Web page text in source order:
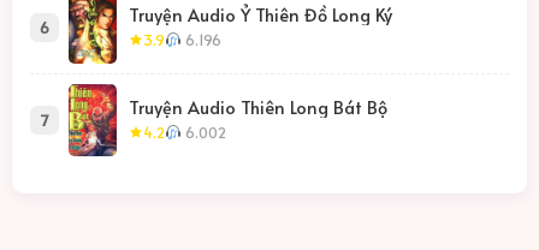
6
Truyện Audio Ỷ Thiên Đồ Long Ký
3.9 6.196
7
Truyện Audio Thiên Long Bát Bộ
4.2 6.002